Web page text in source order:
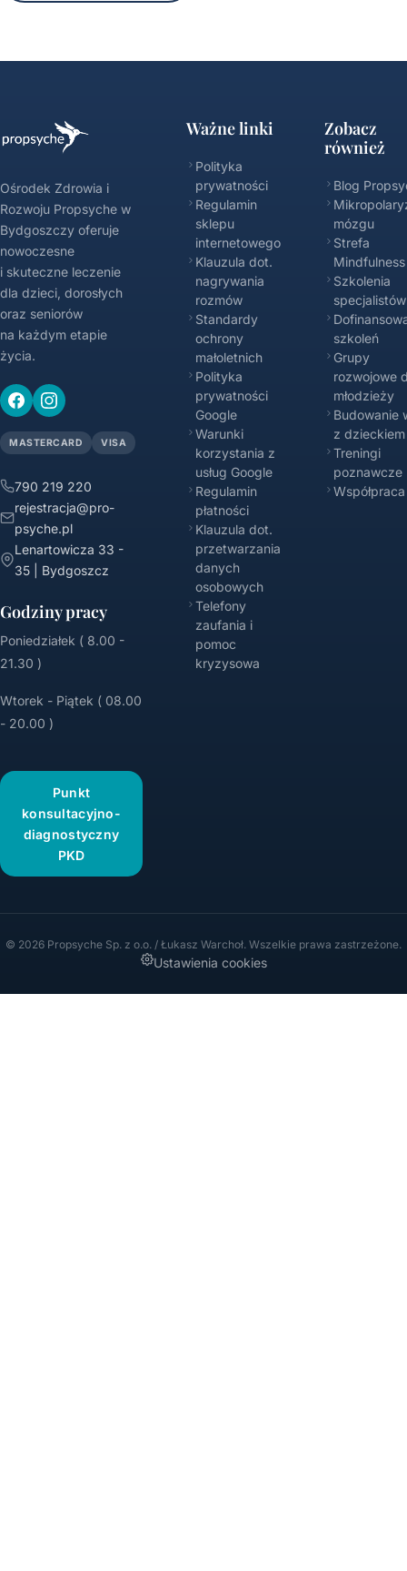
Ośrodek Zdrowia i
Rozwoju Propsyche w
Bydgoszczy oferuje
nowoczesne
i skuteczne leczenie
dla dzieci, dorosłych
oraz seniorów
na każdym etapie
życia.
MASTERCARD VISA
790 219 220
rejestracja@pro-
psyche.pl
Lenartowicza 33 -
35 | Bydgoszcz
Godziny pracy
Poniedziałek ( 8.00 -
21.30 )
Wtorek - Piątek ( 08.00
- 20.00 )
Punkt
konsultacyjno-
diagnostyczny
PKD
Ważne linki
Polityka
prywatności
Regulamin
sklepu
internetowego
Klauzula dot.
nagrywania
rozmów
Standardy
ochrony
małoletnich
Polityka
prywatności
Google
Warunki
korzystania z
usług Google
Regulamin
płatności
Klauzula dot.
przetwarzania
danych
osobowych
Telefony
zaufania i
pomoc
kryzysowa
Zobacz
również
Blog
mózgu
Strefa
Mindfulness
Szkolenia
specjalistów
szkoleń
Grupy
rozwojowe
młodzieży
Budowanie
z dzieckiem
Treningi
poznawcze
Współpraca
© 2026 Propsyche Sp. z o.o. / Łukasz Warchoł. Wszelkie prawa zastrzeżone.
Ustawienia cookies